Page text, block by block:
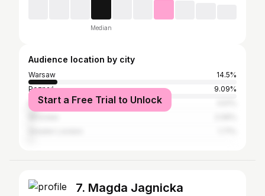
Median
Audience location by city
Warsaw
14.5%
Poznań
9.09%
Kraków
Start a Free Trial to Unlock
7. Magda Jagnicka